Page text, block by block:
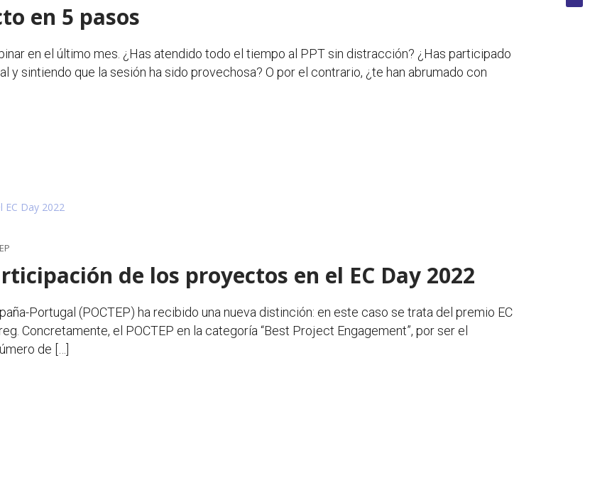
en 5 pasos
en el último mes. ¿Has atendido todo el tiempo al PPT sin distracción? ¿Has participado
y sintiendo que la sesión ha sido provechosa? O por el contrario, ¿te han abrumado con
de los proyectos en el EC Day 2022
Portugal (POCTEP) ha recibido una nueva distinción: en este caso se trata del premio EC
Concretamente, el POCTEP en la categoría “Best Project Engagement”, por ser el
de […]